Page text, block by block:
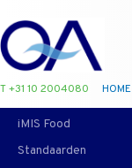
T +31 10 2004080 HOME
iMIS Food
Standaarden